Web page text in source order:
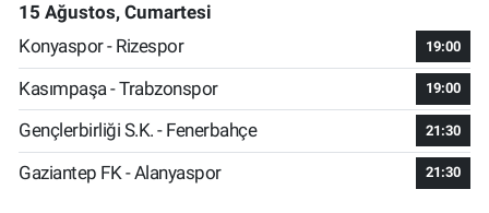
15 Ağustos, Cumartesi
Konyaspor - Rizespor
19:00
Kasımpaşa - Trabzonspor 19:00
Gençlerbirliği S.K. - Fenerbahçe 21:30
Gaziantep FK - Alanyaspor 21:30